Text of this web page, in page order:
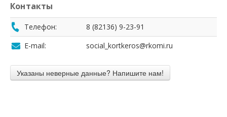
Контакты
Телефон:
8 (82136) 9-23-91
E-mail:
social_kortkeros@rkomi.ru